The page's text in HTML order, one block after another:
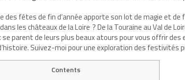
des fêtes de fin d’année apporte son lot de magie et de
les châteaux de la Loire ? De la Touraine au Val de
parent de leurs plus beaux atours pour vous offrir des
Suivez-moi pour une exploration des
Contents